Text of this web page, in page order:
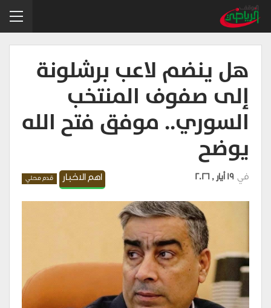
هل ينضم لاعب برشلونة
إلى صفوف المنتخب
السوري.. موفق فتح الله
يوضح
اهم الاخبار قدم محلي في 19 أيار , 2026